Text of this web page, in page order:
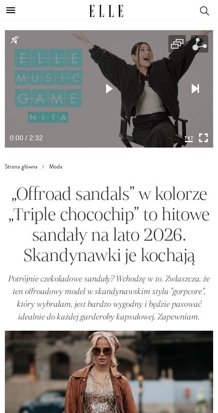
0:00 / 2:32
Strona główna Moda
„Offroad sandals” w kolorze
„Triple chocochip” to hitowe
sandały na lato 2026.
Skandynawki je kochają
Potrójnie czekoladowe sandały? Wchodzę w to. Zwłaszcza, że
ten offroadowy model w skandynawskim stylu "gorpcore",
który wybrałam, jest bardzo wygodny i będzie pasować
idealnie do każdej garderoby kapsułowej. Zapewniam.